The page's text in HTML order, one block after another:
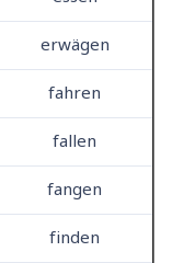
erwägen
fahren
fallen
fangen
finden